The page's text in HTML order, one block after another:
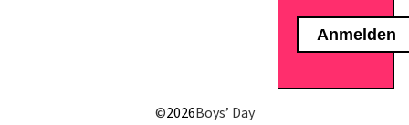
©2026Boys’ Day